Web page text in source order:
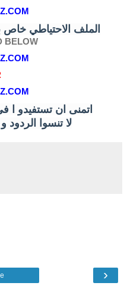
الملف الاحتياطي خاص
BELOW
اتمنى ان تستفيدو
لا تنسوا الردود
›